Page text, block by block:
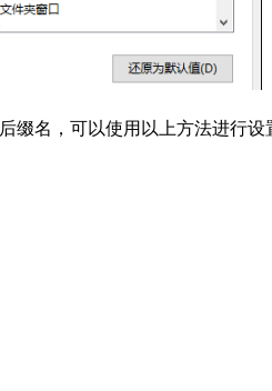
缀名，可以使用以上方法进行设